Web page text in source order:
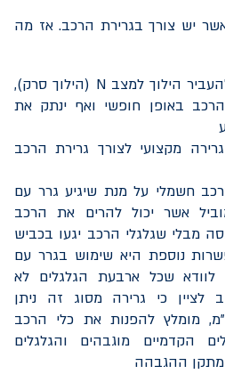
יש צורך בגרירת הרכב. אז מה
הילוך למצבN (הילוך סרק),
באופן חופשי ואף ינתק את
מקצועי לצורך גרירת הרכב
חשמלי על מנת שיגיע גרר עם
אשר יכול להרים את הרכב
מבלי שגלגלי הרכב יגעו בכביש
נוספת היא שימוש בגרר עם
לוודא שכל ארבעת הגלגלים לא
לציין כי גרירה מסוג זה ניתן
עד 55 ק"מ, מומלץ להפנות את כלי הרכב
הקדמיים מוגבהים והגלגלים
מתקן ההגבהה